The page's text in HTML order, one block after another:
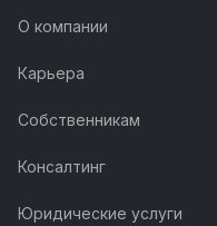
О компании
Карьера
Собственникам
Консалтинг
Юридические услуги